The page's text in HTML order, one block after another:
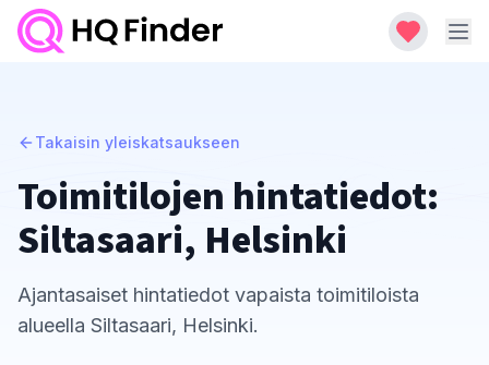
Takaisin yleiskatsaukseen
Toimitilojen hintatiedot:
Siltasaari, Helsinki
Ajantasaiset hintatiedot vapaista toimitiloista
alueella Siltasaari, Helsinki.